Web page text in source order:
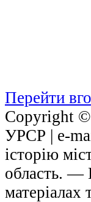
Перейти
Copyright ©
УРСР | е-
історію
область. —
матеріалах